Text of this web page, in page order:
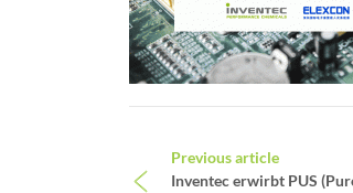
Beitrags-
Previous article
Inventec erwirbt PUS